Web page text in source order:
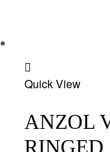
to
Quick View
ANZOL
RINGED